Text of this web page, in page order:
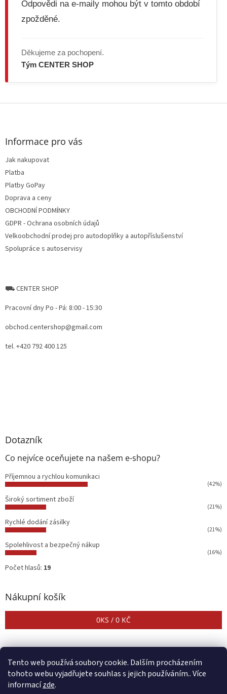
Tento web používá soubory cookie. Dalším procházením
tohoto webu vyjadřujete souhlas s jejich používáním.. Více
informacízde.
Odpovědi na e-maily mohou být v tomto období
zpožděné.
Děkujeme za pochopení.
Tým CENTER SHOP
Z
Informace pro vás
Jak nakupovat
Platba
Platby GoPay
Doprava a ceny
OBCHODNÍ PODMÍNKY
GDPR - Ochrana osobních údajů
Velkoobchodní prodej pro autodoplňky a autopříslušenství
Spolupráce s autoservisy
⛟ CENTER SHOP
Pracovní dny Po - Pá: 8:00 - 15:30
obchod.centershop@gmail.com
tel. +420 792 400 125
Dotazník
Co nejvíce oceňujete na našem e-shopu?
Příjemnou a rychlou komunikaci
(42%)
Široký sortiment zboží
(21%)
Rychlé dodání zásilky
(21%)
Spolehlivost a bezpečný nákup
(16%)
Počet hlasů: 19
Nákupní košík
0KS / 0 KČ